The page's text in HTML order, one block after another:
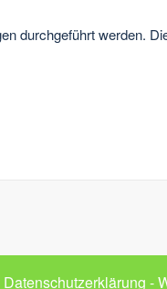
durchgeführt werden.
Datenschutzerklärung -